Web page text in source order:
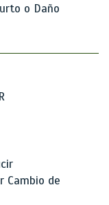
o Daño
Cambio de